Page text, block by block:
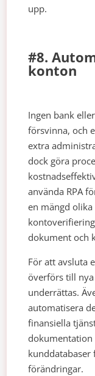
upp.
#8.
konton
Ingen bank
försvinna, och
extra
dock göra
använda RPA
en mängd olika
dokument och
För att avsluta
överförs till
underrättas.
automatisera
finansiella
dokumentation
kunddatabaser
förändringar.